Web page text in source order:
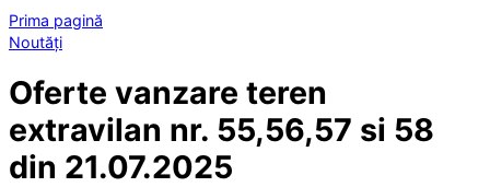
Prima pagină
Noutăți
Oferte vanzare teren
extravilan nr. 55,56,57 si 58
din 21.07.2025